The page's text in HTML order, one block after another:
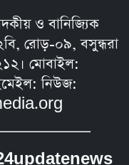
ও বানিজ্যিক
রোড়-০৯, বসুন্ধরা
মোবাইল:
নিউজ: